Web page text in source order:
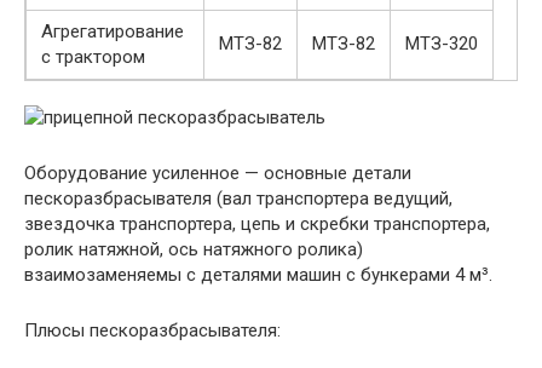
Агрегатирование
с трактором
МТЗ-82 МТЗ-82 МТЗ-320
Оборудование усиленное — основные детали
пескоразбрасывателя (вал транспортера ведущий,
звездочка транспортера, цепь и скребки транспортера,
ролик натяжной, ось натяжного ролика)
взаимозаменяемы с деталями машин с бункерами 4 м³.
Плюсы пескоразбрасывателя: